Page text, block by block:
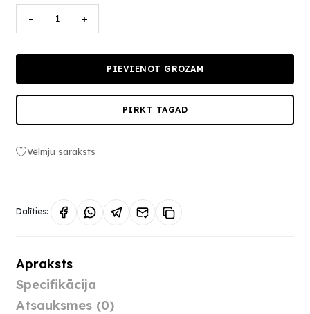
- +
PIEVIENOT GROZAM
PIRKT TAGAD
Vēlmju saraksts
Dalīties:
Apraksts
Specifikācija
Atsauksmes (0)